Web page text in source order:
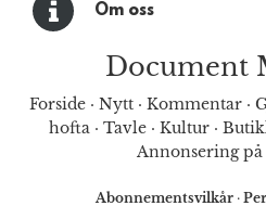
Om oss
Document
Forside · Nytt · Kommentar ·
hofta· Tavle· Kultur·
Annonsering
Abonnementsvilkår ·